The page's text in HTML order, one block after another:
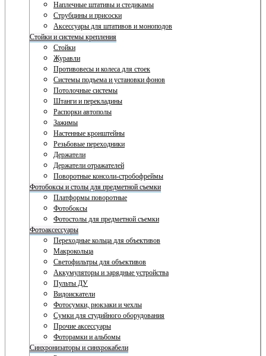
Наплечные штативы и стедикамы
Струбцины и присоски
Аксессуары для штативов и моноподов
Стойки и системы крепления
Стойки
Журавли
Противовесы и колеса для стоек
Системы подъема и установки фонов
Потолочные системы
Штанги и перекладины
Распорки автополы
Зажимы
Настенные кронштейны
Резьбовые переходники
Держатели
Держатели отражателей
Поворотные консоли-стробофреймы
Фотобоксы и столы для предметной съемки
Платформы поворотные
Фотобоксы
Фотостолы для предметной съемки
Фотоаксессуары
Переходные кольца для объективов
Макрокольца
Светофильтры для объективов
Аккумуляторы и зарядные устройства
Пульты ДУ
Видоискатели
Фотосумки, рюкзаки и чехлы
Сумки для студийного оборудования
Прочие аксессуары
Фоторамки и альбомы
Синхронизаторы и синхрокабели